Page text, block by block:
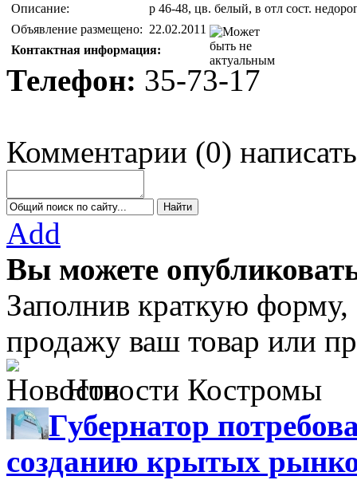
Описание:
р 46-48, цв. белый, в отл сост.
Объявление размещено: 22.02.2011
Контактная информация:
Телефон: 35-73-17
Комментарии (0) написать
Add
Вы можете
Заполнив краткую
продажу ваш товар или
Новости Костромы
Губернатор
созданию крытых